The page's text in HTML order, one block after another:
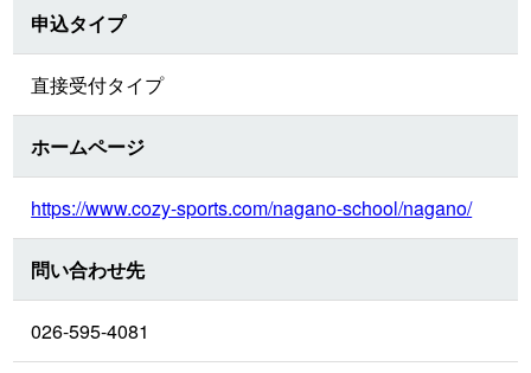
申込タイプ
直接受付タイプ
ホームページ
https://www.cozy-sports.com/nagano-school/nagano/
問い合わせ先
026-595-4081